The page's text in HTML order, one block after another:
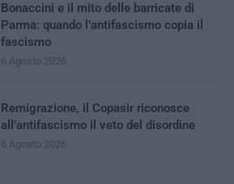
Bonaccini e il mito delle barricate di
Parma: quando l’antifascismo copia il
fascismo
6 Agosto 2026
Remigrazione, il Copasir riconosce
all’antifascismo il veto del disordine
6 Agosto 2026